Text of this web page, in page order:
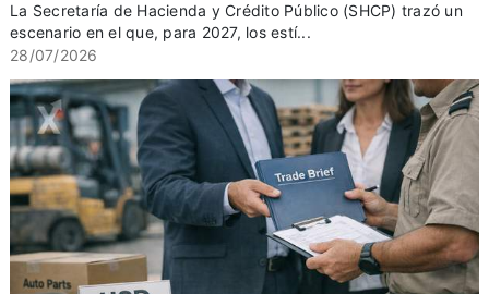
La Secretaría de Hacienda y Crédito Público (SHCP) trazó un
escenario en el que, para 2027, los estí...
28/07/2026